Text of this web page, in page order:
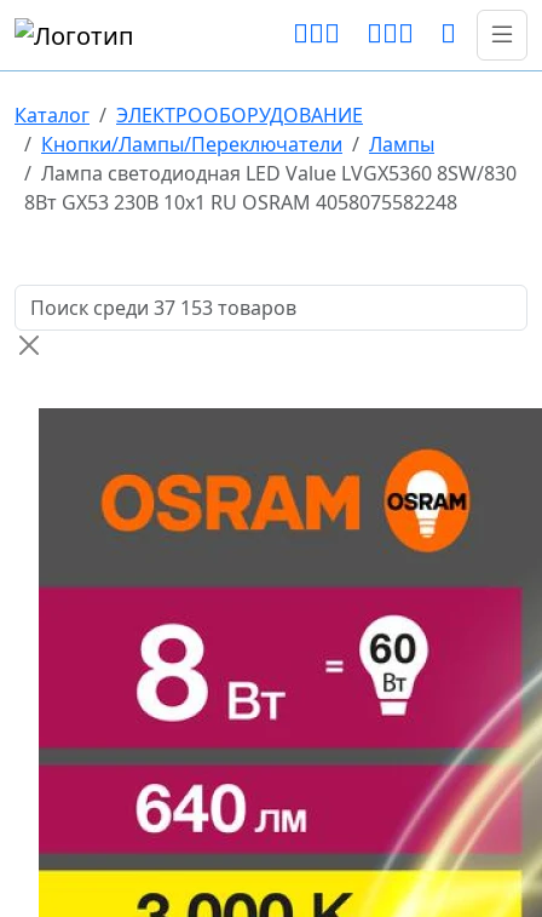
Каталог
ЭЛЕКТРООБОРУДОВАНИЕ
Кнопки/Лампы/Переключатели
Лампы
Лампа светодиодная LED Value LVGX5360 8SW/830
8Вт GX53 230В 10х1 RU OSRAM 4058075582248
Поиск товаров по названию или артикулу